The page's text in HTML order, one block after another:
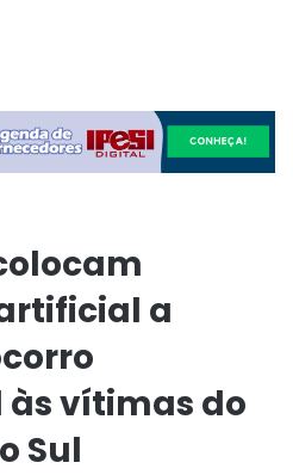
a
vítimas do
Sul